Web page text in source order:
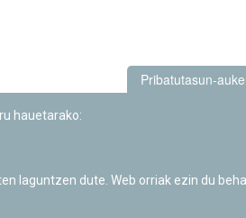
Pribatutasun-
hauetarako:
laguntzen dute. Web orriak ezin du